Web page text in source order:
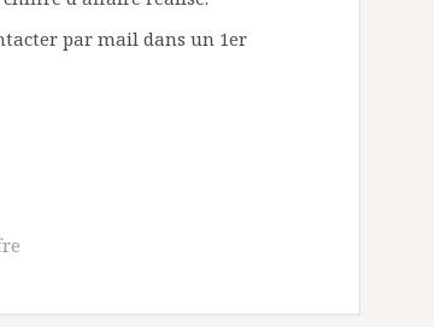
par mail dans un 1er